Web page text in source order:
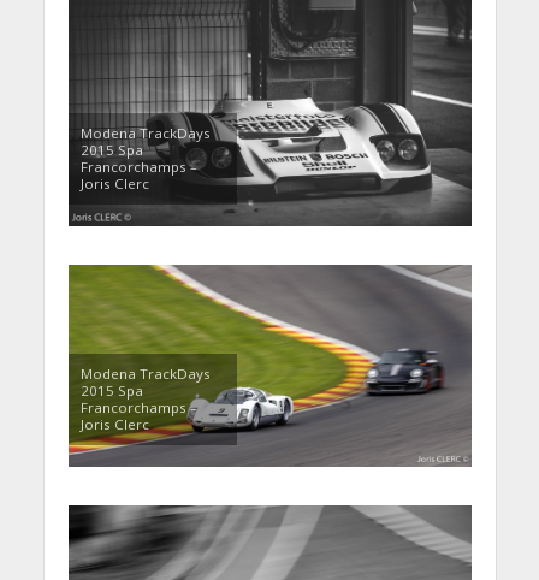
Modena TrackDays
2015 Spa
Francorchamps –
Joris Clerc
Modena TrackDays
2015 Spa
Francorchamps –
Joris Clerc